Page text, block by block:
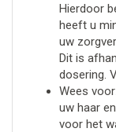
Hierdoor
heeft u
uw
Dit is
dosering.
Wees
uw haar
voor het